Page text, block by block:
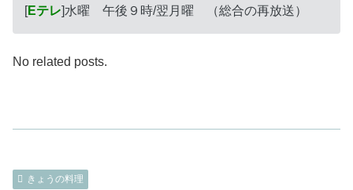
[Eテレ]水曜 午後９時/翌月曜 （総合の再放送）
No related posts.
きょうの料理